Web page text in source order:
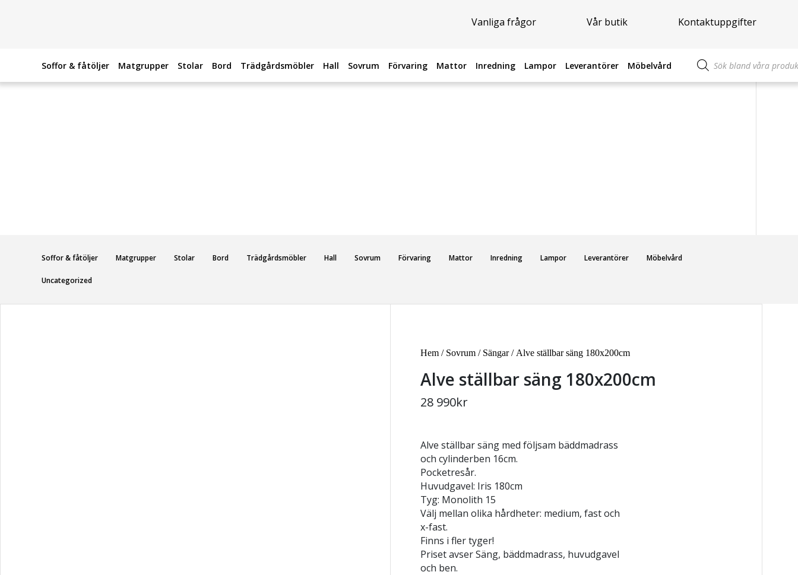
Vanliga frågor Vår butik Kontaktuppgifter
Soffor & fåtöljer Matgrupper Stolar Bord Trädgårdsmöbler Hall Sovrum Förvaring Mattor Inredning Lampor Leverantörer Möbelvård
Produktsökning
Soffor & fåtöljer Matgrupper Stolar Bord Trädgårdsmöbler Hall Sovrum Förvaring Mattor Inredning Lampor Leverantörer Möbelvård
Uncategorized
Hem / Sovrum / Sängar/ Alve ställbar säng 180x200cm
Alve ställbar säng 180x200cm
28 990kr
Alve ställbar säng med följsam bäddmadrass
och cylinderben 16cm.
Pocketresår.
Huvudgavel: Iris 180cm
Tyg: Monolith 15
Välj mellan olika hårdheter: medium, fast och
x-fast.
Finns i fler tyger!
Priset avser Säng, bäddmadrass, huvudgavel
och ben.